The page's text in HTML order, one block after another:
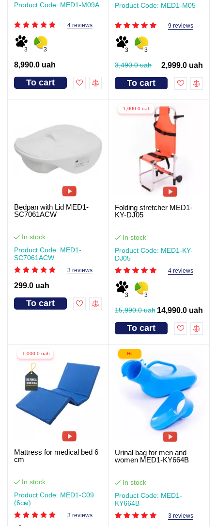
Product Code: MED1-M09А
4 reviews
3 3
8,990.0 uah
To cart
Product Code: MED1-M05
9 reviews
3 3
3,490.0 uah 2,999.0 uah
To cart
Bedpan with Lid MED1-
SC7061ACW
In stock
Product Code: MED1-
SC7061ACW
3 reviews
299.0 uah
To cart
-1,000.0 uah
Folding stretcher MED1-
KY-DJ05
In stock
Product Code: MED1-KY-
DJ05
4 reviews
3 3
15,990.0 uah 14,990.0 uah
To cart
-1,000.0 uah
Mattress for medical bed 6
cm
In stock
Product Code: MED1-С09
(6см)
3 reviews
Hit
Urinal bag for men and
women MED1-KY664B
In stock
Product Code: MED1-
KY664B
3 reviews